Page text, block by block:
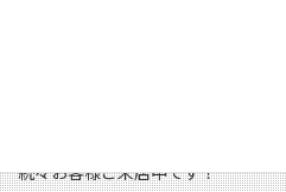
続々お客様ご来店中です！